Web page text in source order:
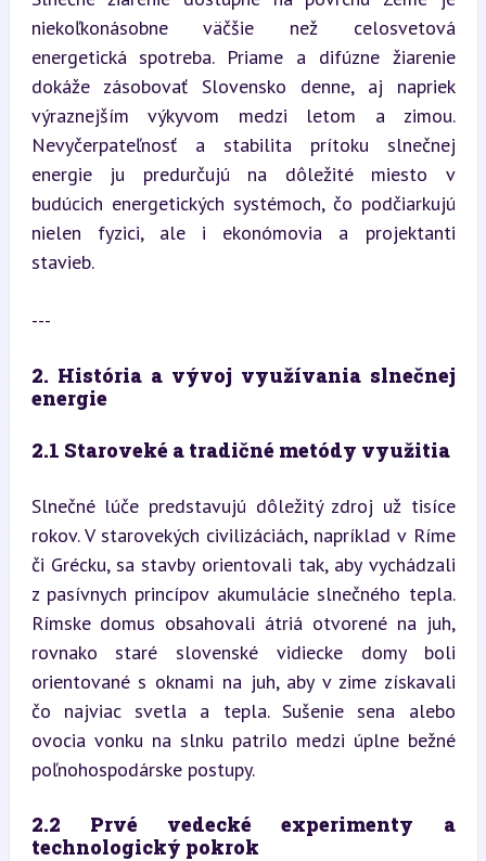
niekoľkonásobne väčšie než celosvetová
energetická spotreba. Priame a difúzne žiarenie
dokáže zásobovať Slovensko denne, aj napriek
výraznejším výkyvom medzi letom a zimou.
Nevyčerpateľnosť a stabilita prítoku slnečnej
energie ju predurčujú na dôležité miesto v
budúcich energetických systémoch, čo podčiarkujú
nielen fyzici, ale i ekonómovia a projektanti
stavieb.
---
2. História a vývoj využívania slnečnej
energie
2.1 Staroveké a tradičné metódy využitia
Slnečné lúče predstavujú dôležitý zdroj už tisíce
rokov. V starovekých civilizáciách, napríklad v Ríme
či Grécku, sa stavby orientovali tak, aby vychádzali
z pasívnych princípov akumulácie slnečného tepla.
Rímske domus obsahovali átriá otvorené na juh,
rovnako staré slovenské vidiecke domy boli
orientované s oknami na juh, aby v zime získavali
čo najviac svetla a tepla. Sušenie sena alebo
ovocia vonku na slnku patrilo medzi úplne bežné
poľnohospodárske postupy.
2.2 Prvé vedecké experimenty a
technologický pokrok